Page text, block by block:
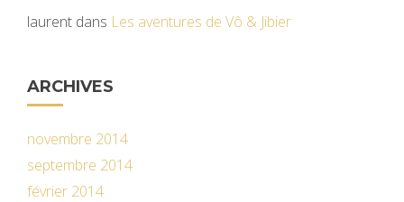
laurent dans Les aventures de Vô & Jibier
ARCHIVES
novembre 2014
septembre 2014
février 2014